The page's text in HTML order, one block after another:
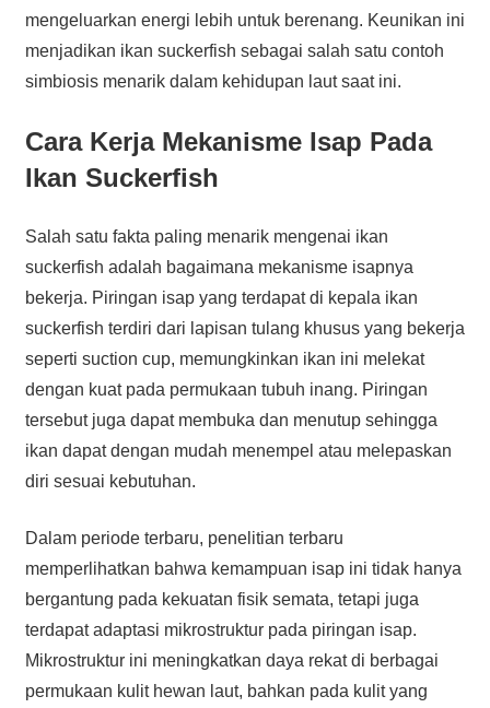
mengeluarkan energi lebih untuk berenang. Keunikan ini
menjadikan ikan suckerfish sebagai salah satu contoh
simbiosis menarik dalam kehidupan laut saat ini.
Cara Kerja Mekanisme Isap Pada
Ikan Suckerfish
Salah satu fakta paling menarik mengenai ikan
suckerfish adalah bagaimana mekanisme isapnya
bekerja. Piringan isap yang terdapat di kepala ikan
suckerfish terdiri dari lapisan tulang khusus yang bekerja
seperti suction cup, memungkinkan ikan ini melekat
dengan kuat pada permukaan tubuh inang. Piringan
tersebut juga dapat membuka dan menutup sehingga
ikan dapat dengan mudah menempel atau melepaskan
diri sesuai kebutuhan.
Dalam periode terbaru, penelitian terbaru
memperlihatkan bahwa kemampuan isap ini tidak hanya
bergantung pada kekuatan fisik semata, tetapi juga
terdapat adaptasi mikrostruktur pada piringan isap.
Mikrostruktur ini meningkatkan daya rekat di berbagai
permukaan kulit hewan laut, bahkan pada kulit yang